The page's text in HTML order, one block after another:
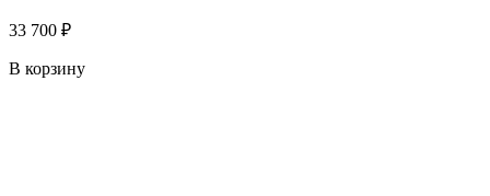
33 700 ₽
В корзину